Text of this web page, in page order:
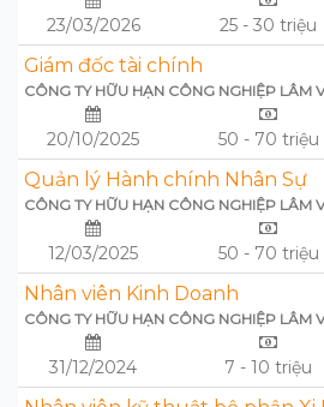
23/03/2026 25 - 30 triệu
Giám đốc tài chính
CÔNG TY HỮU HẠN CÔNG NGHIỆP LÂM
20/10/2025 50 - 70 triệu
Quản lý Hành chính Nhân Sự
CÔNG TY HỮU HẠN CÔNG NGHIỆP LÂM
12/03/2025 50 - 70 triệu
Nhân viên Kinh Doanh
CÔNG TY HỮU HẠN CÔNG NGHIỆP LÂM
31/12/2024 7 - 10 triệu